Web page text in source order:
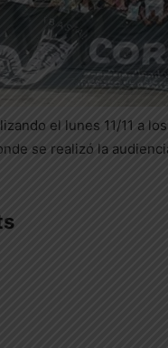
el lunes 11/11 a
se realizó la